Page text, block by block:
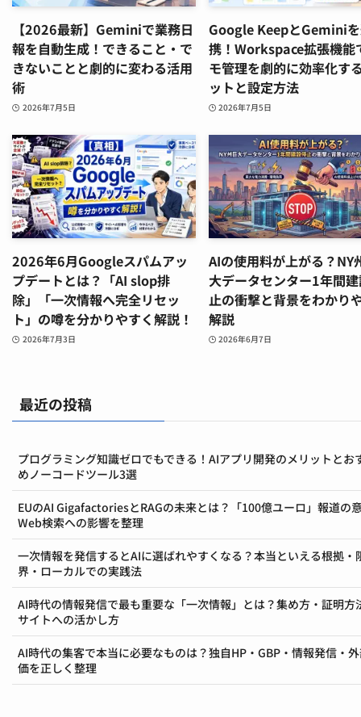
【2026最新】Geminiで業務日
報を自動生成！できること・で
きないことと劇的に変わる活用
術
2026年7月5日
Google KeepとGemini
携！Workspace拡張機能
モ管理を劇的に効率化す
ットと設定方法
2026年7月5日
2026年6月Googleスパムアッ
プデートとは？「AI slop排
除」「一次情報へ完全リセッ
ト」の噂を分かりやすく解説！
2026年7月3日
AIの使用料が上がる？NY
大データセンター1年間
止の衝撃と背景をわかり
解説
2026年6月7日
最近の投稿
プログラミング知識ゼロでもできる！AIアプリ開発のメリットとお
めノーコードツール3選
EUのAI GigafactoriesとRAGの未来とは？「100億ユーロ」報道の
Web検索への影響を整理
一次情報を発信するとAIに選ばれやすくなる？本当といえる根拠・
界・ローカルでの実践法
AI時代の情報発信で最も重要な「一次情報」とは？集め方・証明方
サイトへの活かし方
AI時代の集客で本当に必要なものは？独自HP・GBP・情報発信・
価を正しく整理